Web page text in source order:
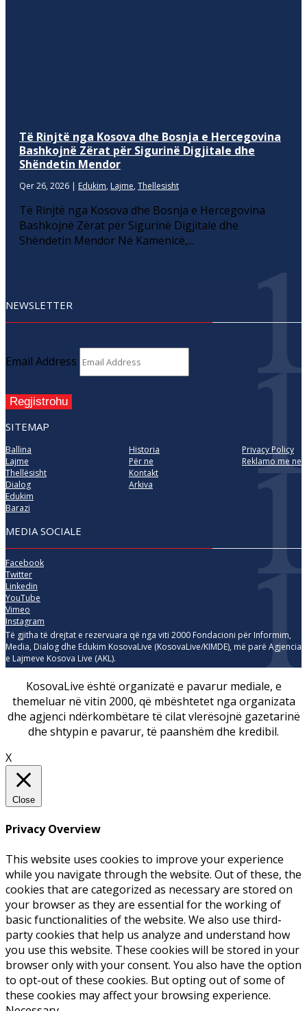
Të Rinjtë nga Kosova dhe Bosnja e Hercegovina
Bashkojnë Zërat për Sigurinë Digjitale dhe
Shëndetin Mendor
Qer 26, 2026 | Edukim, Lajme, Thellesisht
Të Rinjtë nga Kosova dhe Bosnja e Hercegovina
Bashkojnë Zërat për Sigurinë Digjitale dhe
Shëndetin Mendor Në Kamenicë,...
NEWSLETTER
Email Address
Regjistrohu
SITEMAP
Ballina
Lajme
Thellësisht
Dialog
Edukim
Barazi
Historia
Për ne
Kontakt
Arkiva
Privacy Policy
Reklamo me ne
MEDIA SOCIALE
Facebook
Twitter
Linkedin
YouTube
Vimeo
Instagram
Të gjitha të drejtat e rezervuara që nga viti 2000 Fondacioni për Informim,
Media, Dialog dhe Edukim KosovaLive (KosovaLive/KIMDE), më parë Agjencia
e Lajmeve Kosova Live (AKL).
KosovaLive është organizatë e pavarur mediale, e
themeluar në vitin 2000, që mbështetet nga organizata
dhe agjenci ndërkombëtare të cilat vlerësojnë gazetarinë
dhe shtypin e pavarur, të paanshëm dhe kredibil.
X
Close
Privacy Overview
This website uses cookies to improve your experience
while you navigate through the website. Out of these, the
cookies that are categorized as necessary are stored on
your browser as they are essential for the working of
basic functionalities of the website. We also use third-
party cookies that help us analyze and understand how
you use this website. These cookies will be stored in your
browser only with your consent. You also have the option
to opt-out of these cookies. But opting out of some of
these cookies may affect your browsing experience.